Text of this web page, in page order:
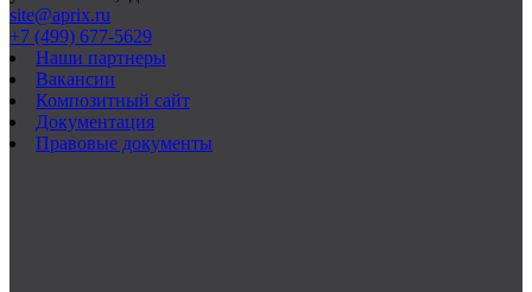
site@aprix.ru
+7 (499) 677-5629
Наши партнеры
Вакансии
Композитный сайт
Документация
Правовые документы